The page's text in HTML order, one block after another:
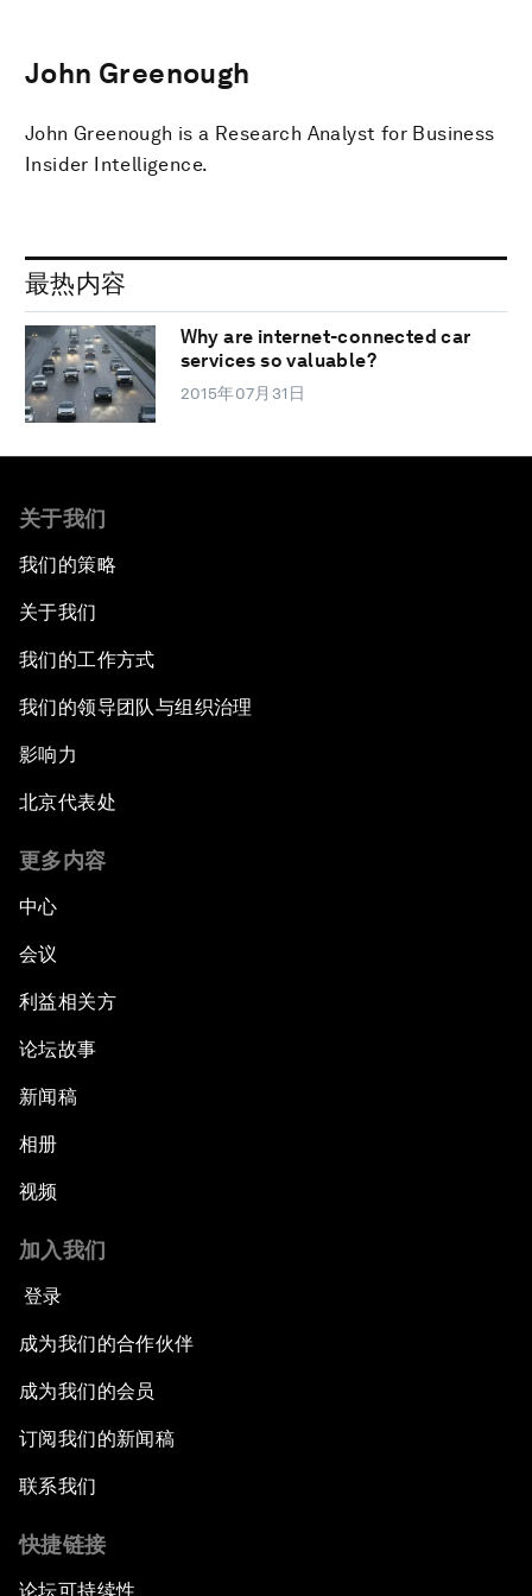
John Greenough
John Greenough is a Research Analyst for Business
Insider Intelligence.
最热内容
Why are internet-connected car
services so valuable?
2015年07月31日
关于我们
我们的策略
关于我们
我们的工作方式
我们的领导团队与组织治理
影响力
北京代表处
更多内容
中心
会议
利益相关方
论坛故事
新闻稿
相册
视频
加入我们
登录
成为我们的合作伙伴
成为我们的会员
订阅我们的新闻稿
联系我们
快捷链接
论坛可持续性